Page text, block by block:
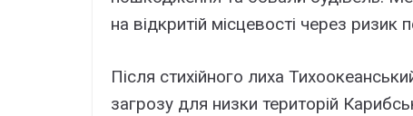
на відкритій місцевості через ризик
Після стихійного лиха
загрозу для низки територій